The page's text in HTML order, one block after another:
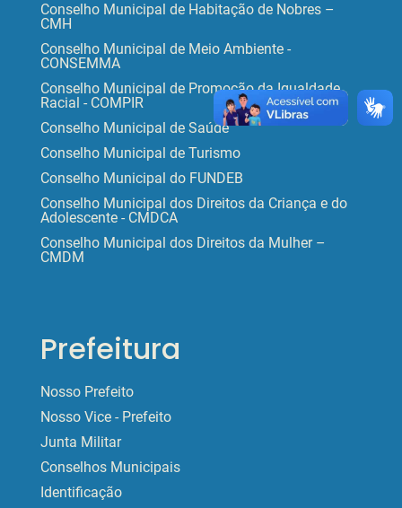
Conselho Municipal de Habitação de Nobres –
CMH
Conselho Municipal de Meio Ambiente -
CONSEMMA
Conselho Municipal de Promoção da Igualdade
Racial - COMPIR
Conselho Municipal de Saúde
Conselho Municipal de Turismo
Conselho Municipal do FUNDEB
Conselho Municipal dos Direitos da Criança e do
Adolescente - CMDCA
Conselho Municipal dos Direitos da Mulher –
CMDM
Prefeitura
Nosso Prefeito
Nosso Vice - Prefeito
Junta Militar
Conselhos Municipais
Identificação